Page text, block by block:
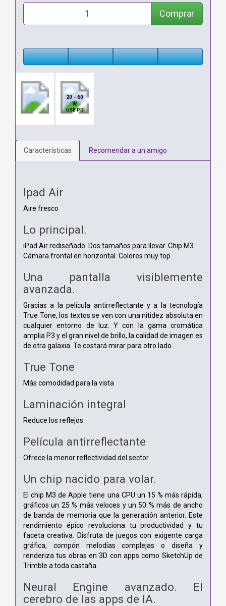
Comprar
20 - 60
W
USB PD
Características Recomendar a un amigo
Ipad Air
Aire fresco
Lo principal.
iPad Air rediseñado. Dos tamaños para llevar. Chip M3.
Cámara frontal en horizontal. Colores muy top.
Una pantalla visiblemente
avanzada.
Gracias a la película antirreflectante y a la tecnología
True Tone, los textos se ven con una nitidez absoluta en
cualquier entorno de luz. Y con la gama cromática
amplia P3 y el gran nivel de brillo, la calidad de imagen es
de otra galaxia. Te costará mirar para otro lado.
True Tone
Más comodidad para la vista
Laminación integral
Reduce los reflejos
Película antirreflectante
Ofrece la menor reflectividad del sector
Un chip nacido para volar.
El chip M3 de Apple tiene una CPU un 15 % más rápida,
gráficos un 25 % más veloces y un 50 % más de ancho
de banda de memoria que la generación anterior. Este
rendimiento épico revoluciona tu productividad y tu
faceta creativa. Disfruta de juegos con exigente carga
gráfica, compón melodías complejas o diseña y
renderiza tus obras en 3D con apps como SketchUp de
Trimble a toda castaña.
Neural Engine avanzado. El
cerebro de las apps de IA.